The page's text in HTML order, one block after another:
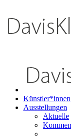
Künstler*innen
Ausstellungen
Aktuelle